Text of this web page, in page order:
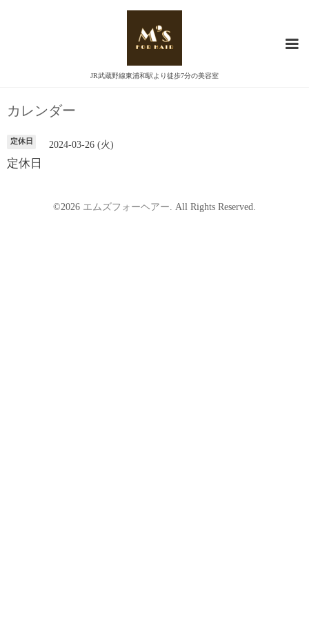
JR武蔵野線東浦和駅より徒歩7分の美容室
カレンダー
定休日 2024-03-26 (火)
定休日
©2026 エムズフォーヘアー . All Rights Reserved.